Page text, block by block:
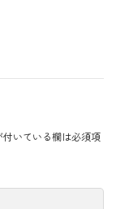
付いている欄は必須項